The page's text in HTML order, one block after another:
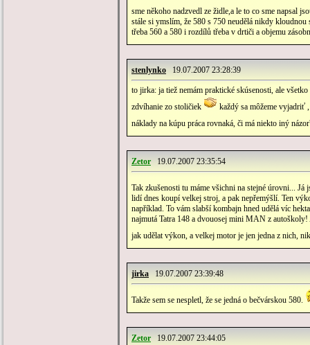
sme někoho nadzvedl ze židle,a le to co sme napsal
stále si ymslím, že 580 s 750 neudělá nikdy
třeba 560 a 580 i rozdílů třeba v drtiči a objemu
stenlynko 19.07.2007 23:28:39
to jirka: ja tiež nemám praktické skúsenosti, ale
zdvíhanie zo stoličiek
každý sa môžeme vyjadriť
náklady na kúpu práca rovnaká, či má niekto iný
Zetor 19.07.2007 23:35:54
Tak zkušenosti tu máme všichni na stejné úrovni...
lidí dnes koupí velkej stroj, a pak nepřemýšlí. Ten
například. To vám slabší kombajn hned udělá víc
najmutá Tatra 148 a dvouosej mini MAN z
jak udělat výkon, a velkej motor je jen jedna z nich,
jirka 19.07.2007 23:39:48
Takže sem se nespletl, že se jedná o bečvárskou 580.
Zetor 19.07.2007 23:44:05